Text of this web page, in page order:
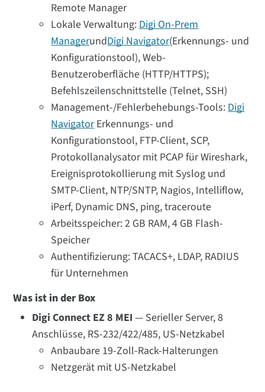
Remote Manager
Lokale Verwaltung:Digi On-Prem
ManagerundDigi Navigator(Erkennungs- und
Konfigurationstool), Web-
Benutzeroberfläche (HTTP/HTTPS);
Befehlszeilenschnittstelle (Telnet, SSH)
Management-/Fehlerbehebungs-Tools:Digi
NavigatorErkennungs- und
Konfigurationstool, FTP-Client, SCP,
Protokollanalysator mit PCAP für Wireshark,
Ereignisprotokollierung mit Syslog und
SMTP-Client, NTP/SNTP, Nagios, Intelliflow,
iPerf, Dynamic DNS, ping, traceroute
Arbeitsspeicher: 2 GB RAM, 4 GB Flash-
Speicher
Authentifizierung: TACACS+, LDAP, RADIUS
für Unternehmen
Was ist in der Box
Digi Connect EZ 8 MEI — Serieller Server, 8
Anschlüsse, RS-232/422/485, US-Netzkabel
Anbaubare 19-Zoll-Rack-Halterungen
Netzgerät mit US-Netzkabel